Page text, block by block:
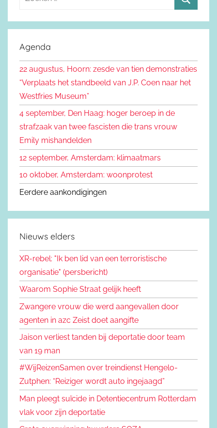
e
e
n
a
r
:
o
e
n
Agenda
22 augustus, Hoorn: zesde van tien demonstraties
“Verplaats het standbeeld van J.P. Coen naar het
Westfries Museum”
4 september, Den Haag: hoger beroep in de
strafzaak van twee fascisten die trans vrouw
Emily mishandelden
12 september, Amsterdam: klimaatmars
10 oktober, Amsterdam: woonprotest
Eerdere aankondigingen
Nieuws elders
XR-rebel: "Ik ben lid van een terroristische
organisatie" (persbericht)
Waarom Sophie Straat gelijk heeft
Zwangere vrouw die werd aangevallen door
agenten in azc Zeist doet aangifte
Jaison verliest tanden bij deportatie door team
van 19 man
#WijReizenSamen over treindienst Hengelo-
Zutphen: “Reiziger wordt auto ingejaagd”
Man pleegt suïcide in Detentiecentrum Rotterdam
vlak voor zijn deportatie